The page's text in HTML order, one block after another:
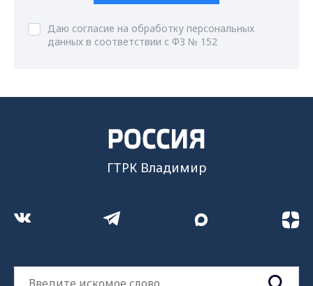
Даю согласие на обработку персональных
данных в соответствии с ФЗ № 152
ГТРК Владимир